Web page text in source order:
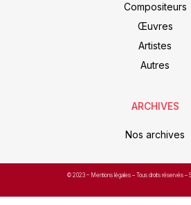
Compositeurs
Œuvres
Artistes
Autres
ARCHIVES
Nos archives
© 2023 – Mentions légales – Tous droits réservés –